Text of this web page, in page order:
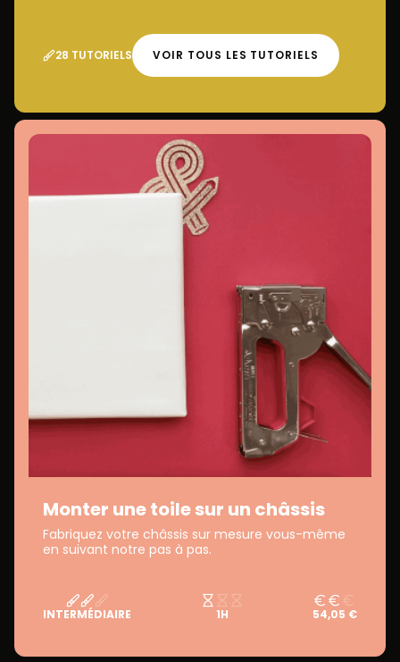
28 TUTORIELS VOIR TOUS LES TUTORIELS
Monter une toile sur un châssis
Fabriquez votre châssis sur mesure vous-même
en suivant notre pas à pas.
INTERMÉDIAIRE 1H 54,05 €